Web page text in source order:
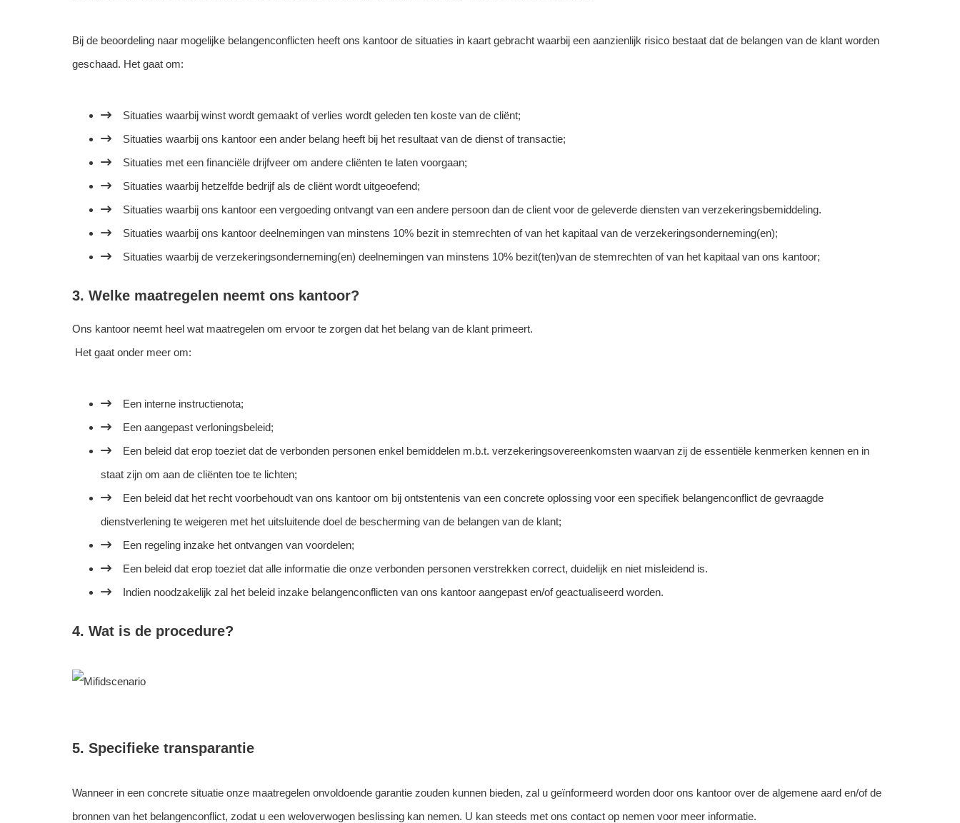
Bij de beoordeling naar mogelijke belangenconflicten heeft ons kantoor de situaties in kaart gebracht waarbij een aanzienlijk risico bestaat dat de belangen van de klant worden
geschaad. Het gaat om:
Situaties waarbij winst wordt gemaakt of verlies wordt geleden ten koste van de cliënt;
Situaties waarbij ons kantoor een ander belang heeft bij het resultaat van de dienst of transactie;
Situaties met een financiële drijfveer om andere cliënten te laten voorgaan;
Situaties waarbij hetzelfde bedrijf als de cliënt wordt uitgeoefend;
Situaties waarbij ons kantoor een vergoeding ontvangt van een andere persoon dan de client voor de geleverde diensten van verzekeringsbemiddeling.
Situaties waarbij ons kantoor deelnemingen van minstens 10% bezit in stemrechten of van het kapitaal van de verzekeringsonderneming(en);
Situaties waarbij de verzekeringsonderneming(en) deelnemingen van minstens 10% bezit(ten)van de stemrechten of van het kapitaal van ons kantoor;
3. Welke maatregelen neemt ons kantoor?
Ons kantoor neemt heel wat maatregelen om ervoor te zorgen dat het belang van de klant primeert.
Het gaat onder meer om:
Een interne instructienota;
Een aangepast verloningsbeleid;
Een beleid dat erop toeziet dat de verbonden personen enkel bemiddelen m.b.t. verzekeringsovereenkomsten waarvan zij de essentiële kenmerken kennen en in
staat zijn om aan de cliënten toe te lichten;
Een beleid dat het recht voorbehoudt van ons kantoor om bij ontstentenis van een concrete oplossing voor een specifiek belangenconflict de gevraagde
dienstverlening te weigeren met het uitsluitende doel de bescherming van de belangen van de klant;
Een regeling inzake het ontvangen van voordelen;
Een beleid dat erop toeziet dat alle informatie die onze verbonden personen verstrekken correct, duidelijk en niet misleidend is.
Indien noodzakelijk zal het beleid inzake belangenconflicten van ons kantoor aangepast en/of geactualiseerd worden.
4. Wat is de procedure?
5. Specifieke transparantie
Wanneer in een concrete situatie onze maatregelen onvoldoende garantie zouden kunnen bieden, zal u geïnformeerd worden door ons kantoor over de algemene aard en/of de
bronnen van het belangenconflict, zodat u een weloverwogen beslissing kan nemen. U kan steeds met ons contact op nemen voor meer informatie.